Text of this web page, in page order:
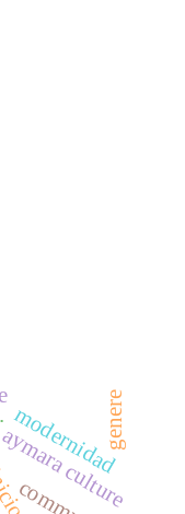
culture
modernidad
genere